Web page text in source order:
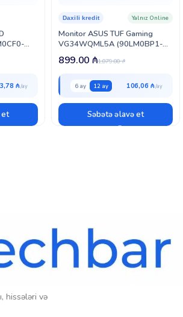
₼
et
Monitor ASUS TUF Gaming
VG34WQML5A (90LM0BP1-
B01E71)
Daxili kredit Yalnız Online
1,079.00₼
899.00 ₼
6 ay 12 ay 106,06 ₼
Səbətə əlavə et
hissələri və